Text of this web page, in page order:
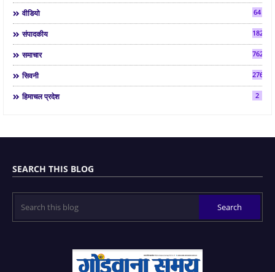
वीडियो 64
संपादकीय 182
समाचार 7624
सिवनी 2763
हिमाचल प्रदेश 2
SEARCH THIS BLOG